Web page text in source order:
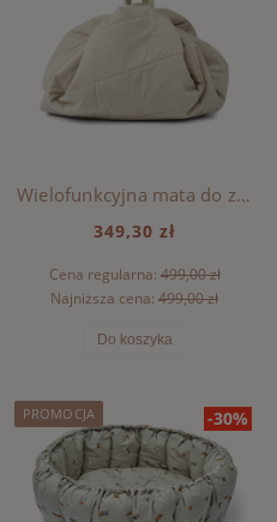
Wielofunkcyjna mata do zabawy i przechowywania Svende Liewood - MONSTERS BLUE MIX
349,30 zł
Cena regularna:499,00 zł
Najniższa cena: 499,00 zł
Do koszyka
-30%
PROMOCJA